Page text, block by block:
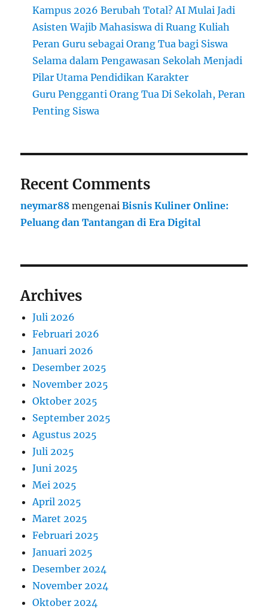
Kampus 2026 Berubah Total? AI Mulai Jadi
Asisten Wajib Mahasiswa di Ruang Kuliah
Peran Guru sebagai Orang Tua bagi Siswa
Selama dalam Pengawasan Sekolah Menjadi
Pilar Utama Pendidikan Karakter
Guru Pengganti Orang Tua Di Sekolah, Peran
Penting Siswa
Recent Comments
neymar88 mengenaiBisnis Kuliner Online:
Peluang dan Tantangan di Era Digital
Archives
Juli 2026
Februari 2026
Januari 2026
Desember 2025
November 2025
Oktober 2025
September 2025
Agustus 2025
Juli 2025
Juni 2025
Mei 2025
April 2025
Maret 2025
Februari 2025
Januari 2025
Desember 2024
November 2024
Oktober 2024